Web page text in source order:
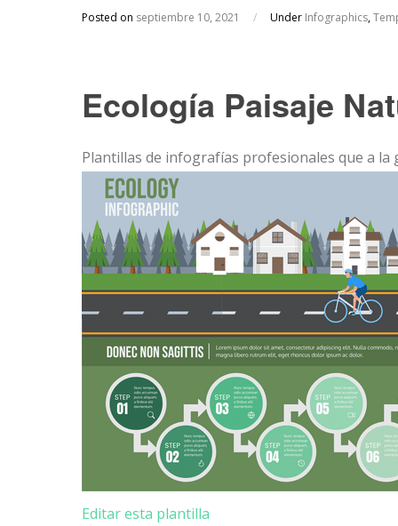
Posted on septiembre 10, 2021 / Under Infographics,
Ecología Paisaje
Plantillas de infografías profesionales que a la
Editar esta plantilla